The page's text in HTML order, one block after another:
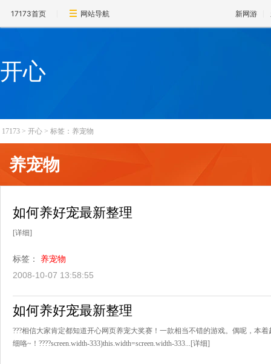
17173首页 网站导航 新网游
开心
17173 > 开心 > 标签：养宠物
养宠物
如何养好宠最新整理
[详细]
标签： 养宠物
2008-10-07 13:58:55
如何养好宠最新整理
???相信大家肯定都知道开心网页养宠大奖赛！一款相当不错的游戏。偶呢，本
细咯~！????screen.width-333)this.width=screen.width-333... [详细]